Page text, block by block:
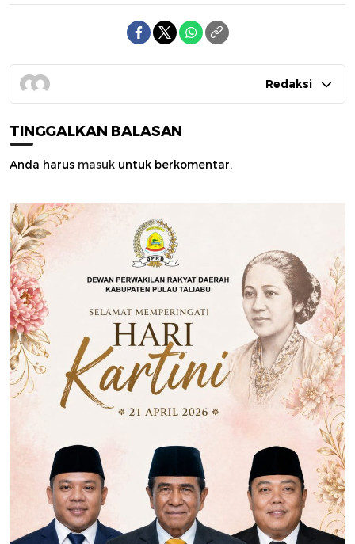
Redaksi
TINGGALKAN BALASAN
Anda harus masuk untuk berkomentar.